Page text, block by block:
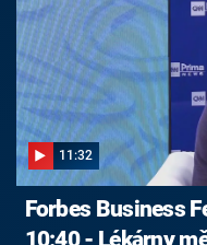
11:32
Forbes Business